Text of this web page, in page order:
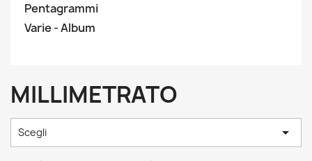
Pentagrammi
Varie - Album
MILLIMETRATO
Scegli 